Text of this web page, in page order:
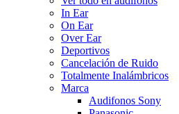
In Ear
On Ear
Over Ear
Deportivos
Cancelación de Ruido
Totalmente Inalámbricos
Marca
Audifonos Sony